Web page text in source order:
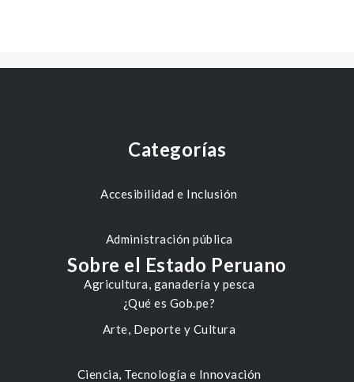
Categorías
Accesibilidad e Inclusión
Administración pública
Agricultura, ganadería y pesca
Arte, Deporte y Cultura
Ciencia, Tecnología e Innovación
Sobre el Estado Peruano
¿Qué es Gob.pe?